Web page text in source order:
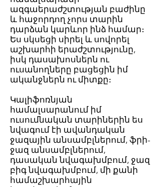
ազգաերաժշտության բաժինը
և հաջորդող չորս տարին
դարձան կարևոր ինձ համար։
Ես սկսեցի սիրել և սովորել
աշխարհի երաժշտությունը,
իսկ դասախոսներն ու
ուսանողները բացեցին իմ
ականջներն ու միտքը։
Կալիֆոռնյան
համալսարանում իմ
ուսումնական տարիներին ես
նվագում էի ավանդական
ջազային անսամբլներում, ֆրի-
ջազ անսամբլներում,
դասական նվագախմբում, ջազ
բիգ նվագախմբում, մի քանի
համաշխարհային